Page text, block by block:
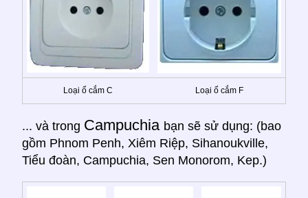
Loại ổ cắm C Loại ổ cắm F
... và trong Campuchia bạn sẽ sử dụng: (bao
gồm Phnom Penh, Xiêm Riệp, Sihanoukville,
Tiểu đoàn, Campuchia, Sen Monorom, Kep.)